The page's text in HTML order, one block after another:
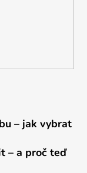
– jak vybrat
– a proč teď